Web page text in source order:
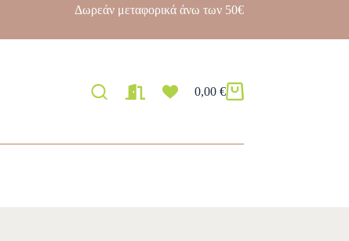
Δωρεάν μεταφορικά άνω των 50€
0,00 €